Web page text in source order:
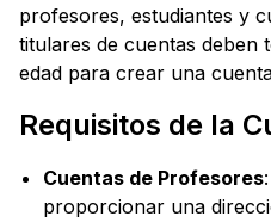
profesores, estudiantes y
titulares de cuentas deben
edad para crear una
Requisitos de la
Cuentas de Profesores
proporcionar una